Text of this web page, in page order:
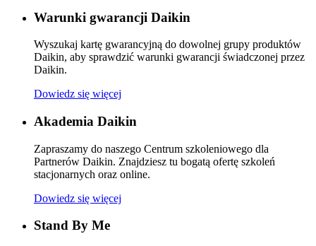
Warunki gwarancji Daikin
Wyszukaj kartę gwarancyjną do dowolnej grupy produktów
Daikin, aby sprawdzić warunki gwarancji świadczonej przez
Daikin.
Dowiedz się więcej
Akademia Daikin
Zapraszamy do naszego Centrum szkoleniowego dla
Partnerów Daikin. Znajdziesz tu bogatą ofertę szkoleń
stacjonarnych oraz online.
Dowiedz się więcej
Stand By Me